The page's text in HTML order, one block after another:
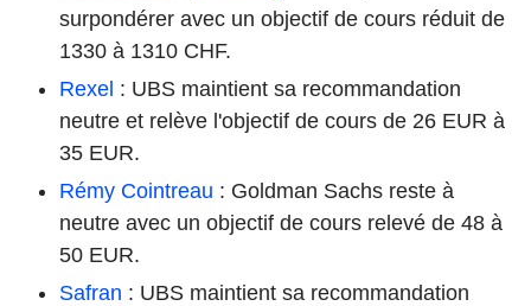
surpondérer avec un objectif de cours réduit de
1330 à 1310 CHF.
Rexel : UBS maintient sa recommandation
neutre et relève l'objectif de cours de 26 EUR à
35 EUR.
Rémy Cointreau : Goldman Sachs reste à
neutre avec un objectif de cours relevé de 48 à
50 EUR.
Safran : UBS maintient sa recommandation